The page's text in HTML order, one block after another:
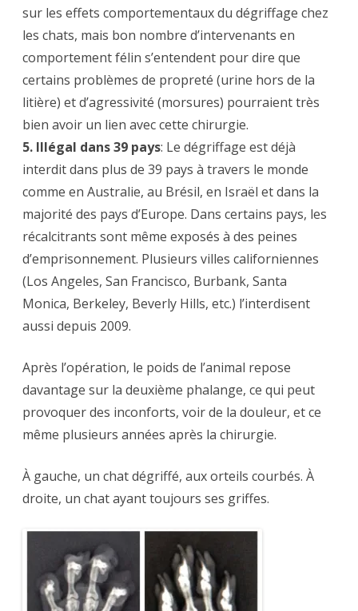
sur les effets comportementaux du dégriffage chez
les chats, mais bon nombre d’intervenants en
comportement félin s’entendent pour dire que
certains problèmes de propreté (urine hors de la
litière) et d’agressivité (morsures) pourraient très
bien avoir un lien avec cette chirurgie.
5. Illégal dans 39 pays: Le dégriffage est déjà
interdit dans plus de 39 pays à travers le monde
comme en Australie, au Brésil, en Israël et dans la
majorité des pays d’Europe. Dans certains pays, les
récalcitrants sont même exposés à des peines
d’emprisonnement. Plusieurs villes californiennes
(Los Angeles, San Francisco, Burbank, Santa
Monica, Berkeley, Beverly Hills, etc.) l’interdisent
aussi depuis 2009.
Après l’opération, le poids de l’animal repose
davantage sur la deuxième phalange, ce qui peut
provoquer des inconforts, voir de la douleur, et ce
même plusieurs années après la chirurgie.
À gauche, un chat dégriffé, aux orteils courbés. À
droite, un chat ayant toujours ses griffes.